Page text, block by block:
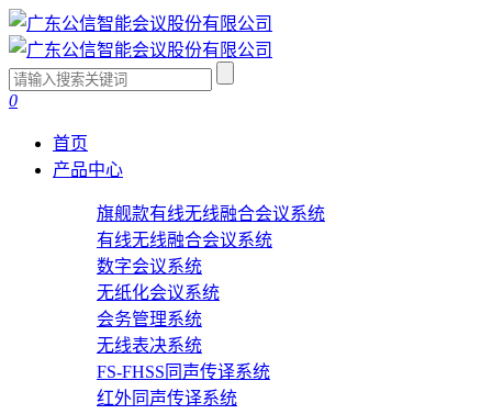
0
首页
产品中心
旗舰款有线无线融合会议系统
有线无线融合会议系统
数字会议系统
无纸化会议系统
会务管理系统
无线表决系统
FS-FHSS同声传译系统
红外同声传译系统